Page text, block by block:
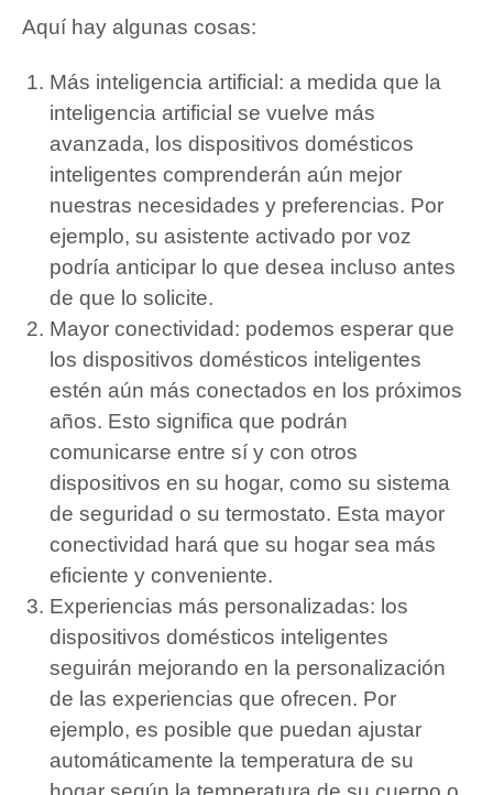
Aquí hay algunas cosas:
Más inteligencia artificial: a medida que la
inteligencia artificial se vuelve más
avanzada, los dispositivos domésticos
inteligentes comprenderán aún mejor
nuestras necesidades y preferencias. Por
ejemplo, su asistente activado por voz
podría anticipar lo que desea incluso antes
de que lo solicite.
Mayor conectividad: podemos esperar que
los dispositivos domésticos inteligentes
estén aún más conectados en los próximos
años. Esto significa que podrán
comunicarse entre sí y con otros
dispositivos en su hogar, como su sistema
de seguridad o su termostato. Esta mayor
conectividad hará que su hogar sea más
eficiente y conveniente.
Experiencias más personalizadas: los
dispositivos domésticos inteligentes
seguirán mejorando en la personalización
de las experiencias que ofrecen. Por
ejemplo, es posible que puedan ajustar
automáticamente la temperatura de su